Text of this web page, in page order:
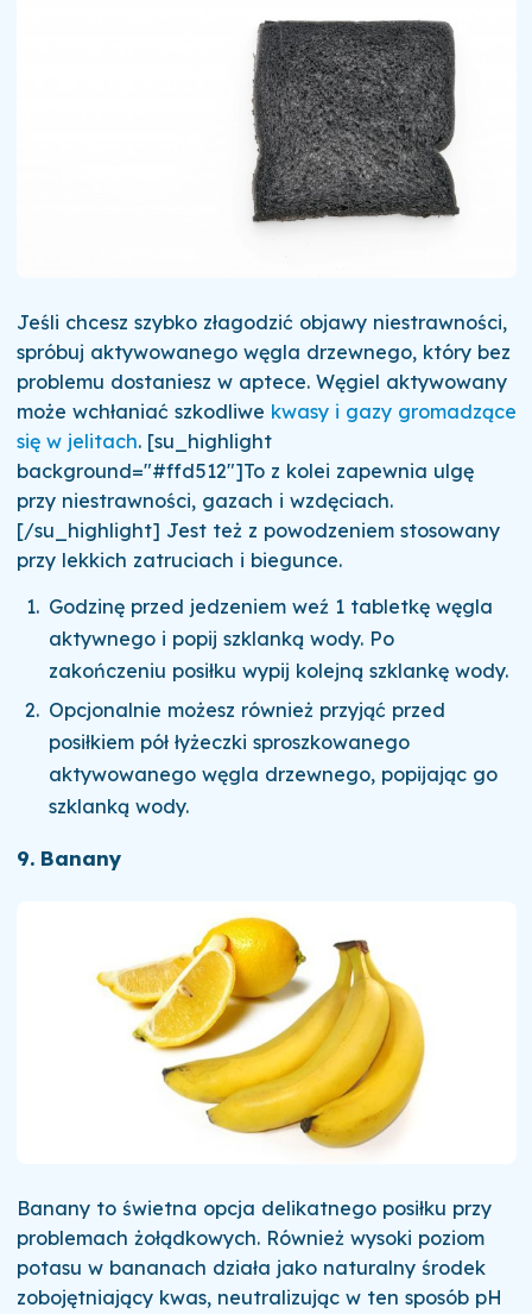
Jeśli chcesz szybko złagodzić objawy niestrawności,
spróbuj aktywowanego węgla drzewnego, który bez
problemu dostaniesz w aptece. Węgiel aktywowany
może wchłaniać szkodliwe kwasy i gazy gromadzące
się w jelitach. [su_highlight
background="#ffd512"]To z kolei zapewnia ulgę
przy niestrawności, gazach i wzdęciach.
[/su_highlight] Jest też z powodzeniem stosowany
przy lekkich zatruciach i biegunce.
Godzinę przed jedzeniem weź 1 tabletkę węgla
aktywnego i popij szklanką wody. Po
zakończeniu posiłku wypij kolejną szklankę wody.
Opcjonalnie możesz również przyjąć przed
posiłkiem pół łyżeczki sproszkowanego
aktywowanego węgla drzewnego, popijając go
szklanką wody.
9. Banany
Banany to świetna opcja delikatnego posiłku przy
problemach żołądkowych. Również wysoki poziom
potasu w bananach działa jako naturalny środek
zobojętniający kwas, neutralizując w ten sposób pH